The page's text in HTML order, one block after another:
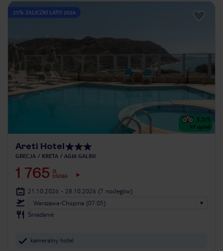
25% ZALICZKI LATO 2026
3.7/5
97 opinii
Areti Hotel
GRECJA KRETA AGIA GALINI
1 765 ZŁ
OSOBA
21.10.2026 - 28.10.2026 (7 noclegów)
Warszawa-Chopina (07:05)
Śniadanie
kameralny hotel